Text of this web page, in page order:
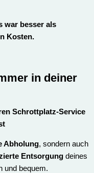
war besser als
Kosten.
in deiner
Schrottplatz-Service
Abholung, sondern auch
Entsorgungdeines
und bequem.